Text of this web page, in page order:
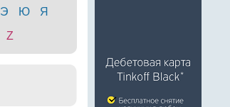
Э Ю
Я
Z